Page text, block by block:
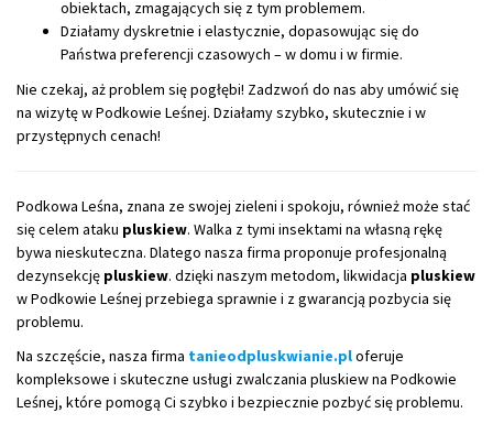
obiektach, zmagających się z tym problemem.
Działamy dyskretnie i elastycznie, dopasowując się do
Państwa preferencji czasowych – w domu i w firmie.
Nie czekaj, aż problem się pogłębi! Zadzwoń do nas aby umówić się
na wizytę w Podkowie Leśnej. Działamy szybko, skutecznie i w
przystępnych cenach!
Podkowa Leśna, znana ze swojej zieleni i spokoju, również może stać
się celem ataku pluskiew. Walka z tymi insektami na własną rękę
bywa nieskuteczna. Dlatego nasza firma proponuje profesjonalną
dezynsekcję pluskiew. dzięki naszym metodom, likwidacja pluskiew
w Podkowie Leśnej przebiega sprawnie i z gwarancją pozbycia się
problemu.
Na szczęście, nasza firma tanieodpluskwianie.ploferuje
kompleksowe i skuteczne usługi zwalczania pluskiew na Podkowie
Leśnej, które pomogą Ci szybko i bezpiecznie pozbyć się problemu.